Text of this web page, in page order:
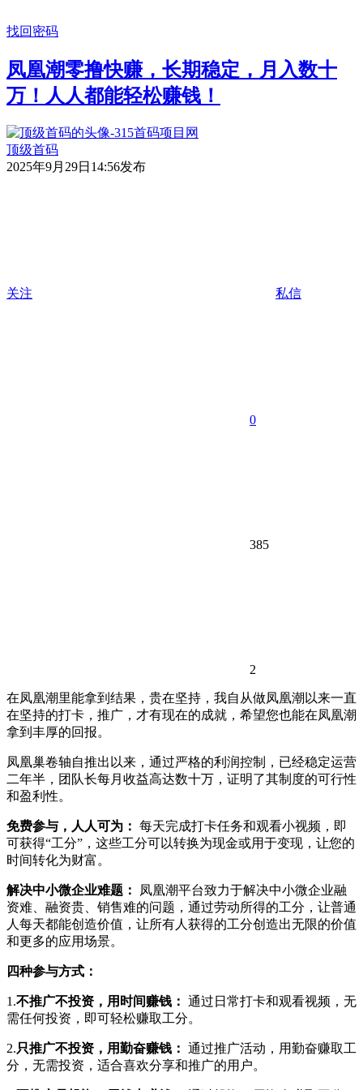
找回密码
凤凰潮零撸快赚，长期稳定，月入数十
万！人人都能轻松赚钱！
顶级首码
2025年9月29日14:56发布
关注 私信
0
385
2
在凤凰潮里能拿到结果，贵在坚持，我自从做凤凰潮以来一直
在坚持的打卡，推广，才有现在的成就，希望您也能在凤凰潮
拿到丰厚的回报。
凤凰巢卷轴自推出以来，通过严格的利润控制，已经稳定运营
二年半，团队长每月收益高达数十万，证明了其制度的可行性
和盈利性。
免费参与，人人可为： 每天完成打卡任务和观看小视频，即
可获得“工分”，这些工分可以转换为现金或用于变现，让您的
时间转化为财富。
解决中小微企业难题：
凤凰潮平台致力于解决中小微企业融
资难、融资贵、销售难的问题，通过劳动所得的工分，让普通
人每天都能创造价值，让所有人获得的工分创造出无限的价值
和更多的应用场景。
四种参与方式：
1.不推广不投资，用时间赚钱： 通过日常打卡和观看视频，无
需任何投资，即可轻松赚取工分。
2.只推广不投资，用勤奋赚钱： 通过推广活动，用勤奋赚取工
分，无需投资，适合喜欢分享和推广的用户。